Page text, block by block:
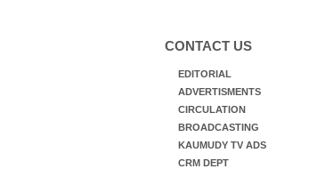
CONTACT US
EDITORIAL
ADVERTISMENTS
CIRCULATION
BROADCASTING
KAUMUDY TV ADS
CRM DEPT